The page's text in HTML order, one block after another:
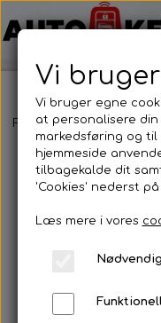
Forside Bilnøgler
Vi
Vi bruger egne
at personalisere
markedsføring og
hjemmeside
tilbagekalde dit
'Cookies' nederst på
Læs mere i vores